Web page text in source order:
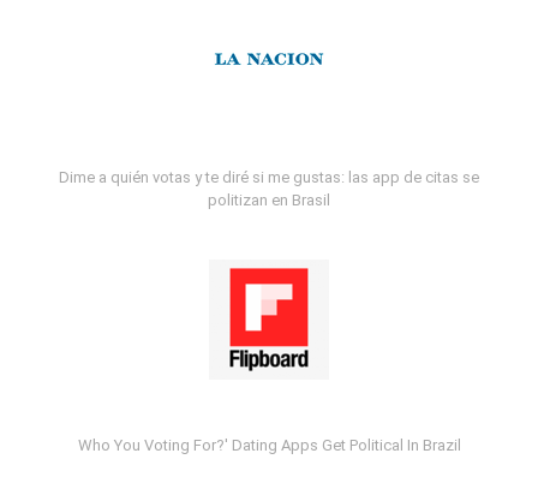
Dime a quién votas y te diré si me gustas: las app de citas se
politizan en Brasil
Who You Voting For?' Dating Apps Get Political In Brazil